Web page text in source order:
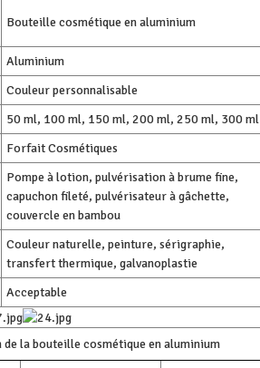
Bouteille cosmétique en aluminium
Aluminium
Couleur personnalisable
50 ml, 100 ml, 150 ml, 200 ml, 250 ml, 300 ml
Forfait Cosmétiques
Pompe à lotion, pulvérisation à brume fine,
capuchon fileté, pulvérisateur à gâchette,
couvercle en bambou
Couleur naturelle, peinture, sérigraphie,
transfert thermique, galvanoplastie
Acceptable
la bouteille cosmétique en aluminium